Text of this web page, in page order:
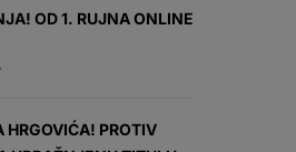
OD 1. RUJNA ONLINE
PROTIV